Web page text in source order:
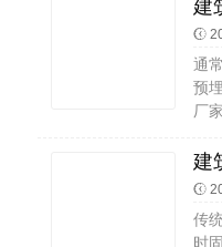
通
预
厂
传
时